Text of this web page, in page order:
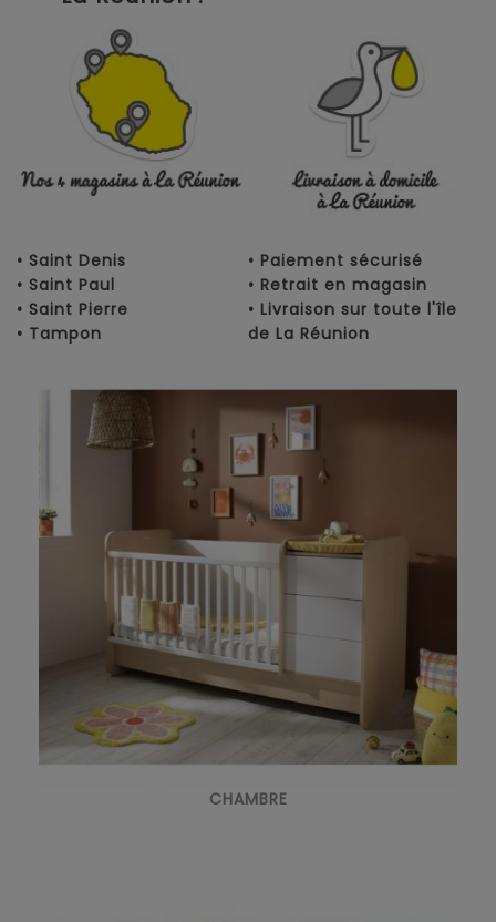
• Saint Denis
• Saint Paul
• Saint Pierre
• Tampon
• Paiement sécurisé
• Retrait en magasin
• Livraison sur toute l'île
de La Réunion
CHAMBRE